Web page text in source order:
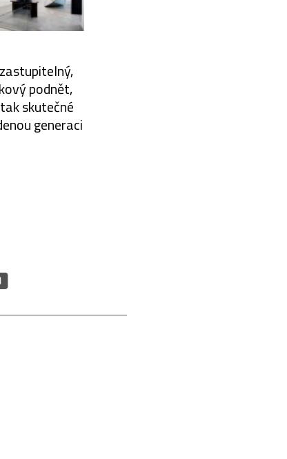
podnět,
skutečné
generaci